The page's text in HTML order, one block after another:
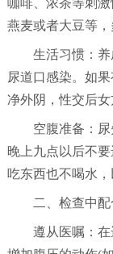
咖啡、浓茶等刺
燕麦或者大豆等，
生活习惯：养
尿道口感染。如
净外阴，性交后女
空腹准备：尿
晚上九点以后不
吃东西也不喝水
二、检查中配
遵从医嘱：在